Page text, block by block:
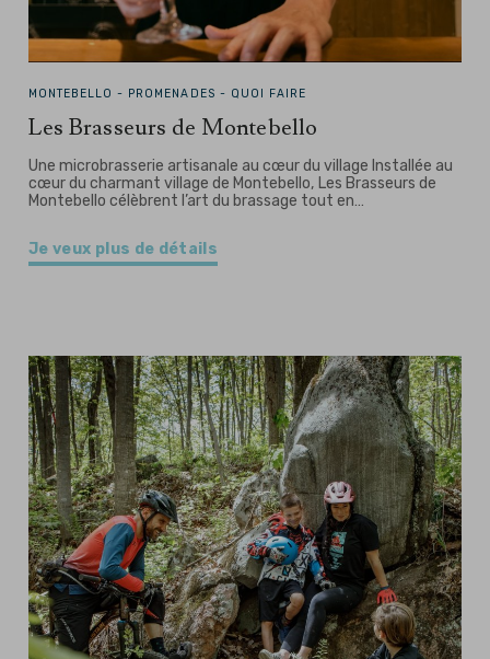
MONTEBELLO - PROMENADES - QUOI FAIRE
Les Brasseurs de Montebello
Une microbrasserie artisanale au cœur du village Installée au
cœur du charmant village de Montebello, Les Brasseurs de
Montebello célèbrent l’art du brassage tout en…
Je veux plus de détails